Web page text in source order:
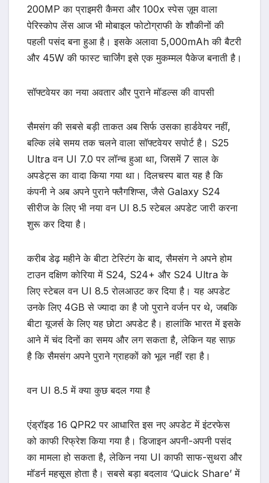
200MP का प्राइमरी कैमरा और 100x स्पेस ज़ूम वाला
पेरिस्कोप लेंस आज भी मोबाइल फोटोग्राफी के शौकीनों की
पहली पसंद बना हुआ है। इसके अलावा 5,000mAh की बैटरी
और 45W की फास्ट चार्जिंग इसे एक मुकम्मल पैकेज बनाती है।
सॉफ्टवेयर का नया अवतार और पुराने मॉडल्स की वापसी
सैमसंग की सबसे बड़ी ताकत अब सिर्फ उसका हार्डवेयर नहीं,
बल्कि लंबे समय तक चलने वाला सॉफ्टवेयर सपोर्ट है। S25
Ultra वन UI 7.0 पर लॉन्च हुआ था, जिसमें 7 साल के
अपडेट्स का वादा किया गया था। दिलचस्प बात यह है कि
कंपनी ने अब अपने पुराने फ्लैगशिप्स, जैसे Galaxy S24
सीरीज के लिए भी नया वन UI 8.5 स्टेबल अपडेट जारी करना
शुरू कर दिया है।
करीब डेढ़ महीने के बीटा टेस्टिंग के बाद, सैमसंग ने अपने होम
टाउन दक्षिण कोरिया में S24, S24+ और S24 Ultra के
लिए स्टेबल वन UI 8.5 रोलआउट कर दिया है। यह अपडेट
उनके लिए 4GB से ज्यादा का है जो पुराने वर्जन पर थे, जबकि
बीटा यूजर्स के लिए यह छोटा अपडेट है। हालांकि भारत में इसके
आने में चंद दिनों का समय और लग सकता है, लेकिन यह साफ़
है कि सैमसंग अपने पुराने ग्राहकों को भूल नहीं रहा है।
वन UI 8.5 में क्या कुछ बदल गया है
एंड्रॉइड 16 QPR2 पर आधारित इस नए अपडेट में इंटरफेस
को काफी रिफ्रेश किया गया है। डिजाइन अपनी-अपनी पसंद
का मामला हो सकता है, लेकिन नया UI काफी साफ-सुथरा और
मॉडर्न महसूस होता है। सबसे बड़ा बदलाव ‘Quick Share’ में